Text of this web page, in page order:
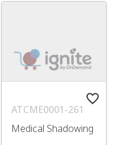
favorite_border
ATCME0001-261
Medical Shadowing